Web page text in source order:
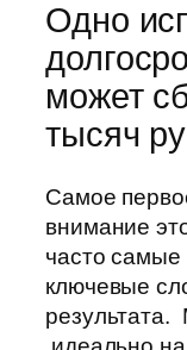
Одно
может
тысяч
Самое
внимание
часто самые
ключевые